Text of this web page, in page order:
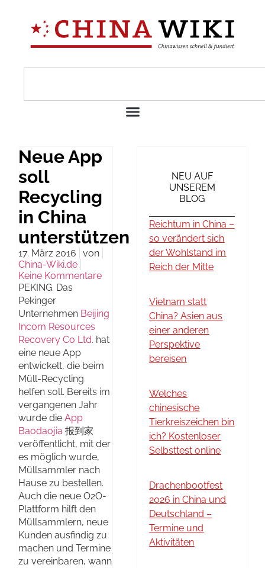
Neue App
soll
Recycling
in China
unterstützen
17. März 2016
von
China-Wiki.de
Keine Kommentare
PEKING. Das
Pekinger
Unternehmen Beijing
Incom Resources
Recovery Co Ltd. hat
eine neue App
entwickelt, die beim
Müll-Recycling
helfen soll. Bereits im
vergangenen Jahr
wurde die App
Baodaojia 报到家
veröffentlicht, mit der
es möglich wurde,
Müllsammler nach
Hause zu bestellen.
Auch die neue O2O-
Plattform hilft den
Müllsammlern, neue
Kunden ausfindig zu
machen und Termine
zu vereinbaren, wann
NEU AUF
UNSEREM
BLOG
Reichtum in China –
so verändert sich
der Wohlstand im
Reich der Mitte
Vietnam statt
China? Asien aus
einer anderen
Perspektive
bereisen
Welches
chinesische
Tierkreiszeichen bin
ich? Kostenloser
Selbsttest online
Drachenbootfest
2026 in China und
Deutschland –
Termine und
Aktivitäten